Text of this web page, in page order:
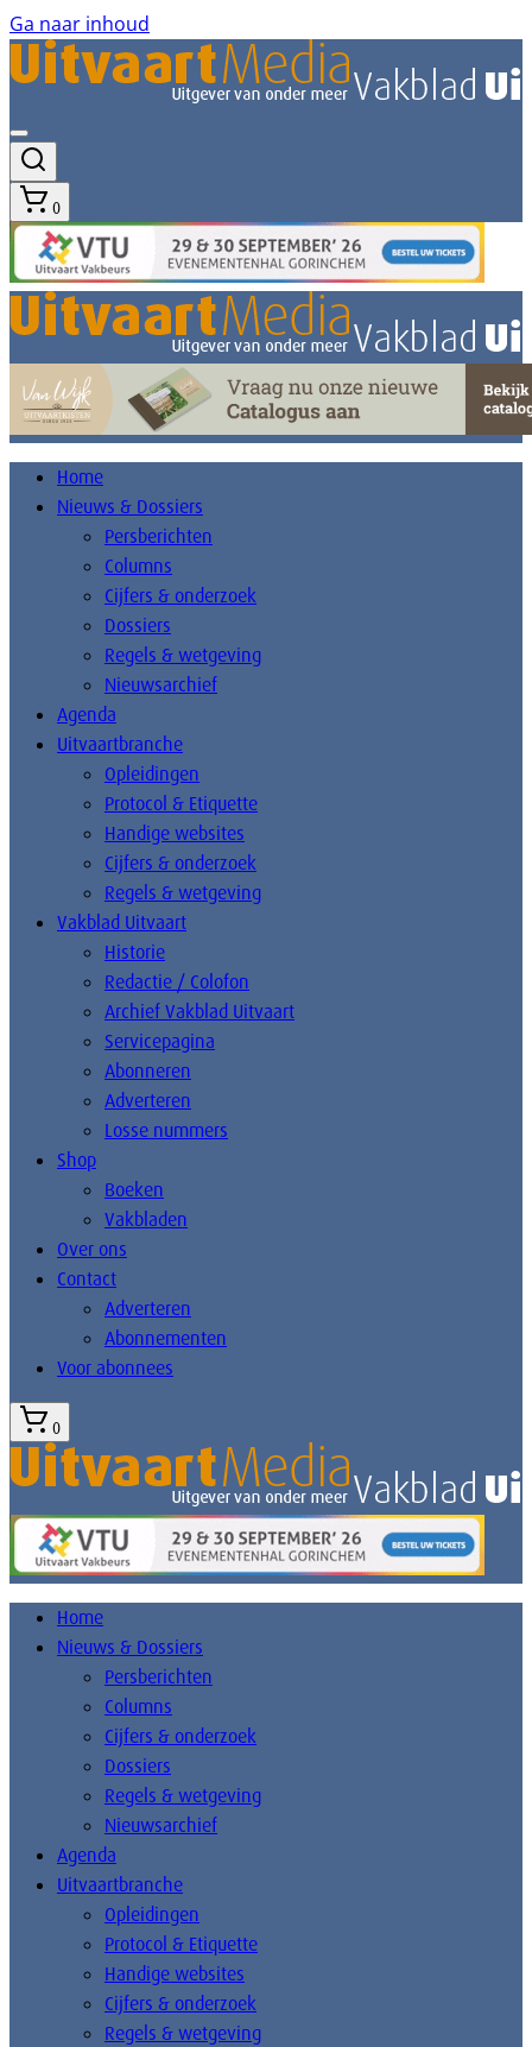
Ga naar inhoud
0
Home
Nieuws & Dossiers
Persberichten
Columns
Cijfers & onderzoek
Dossiers
Regels & wetgeving
Nieuwsarchief
Agenda
Uitvaartbranche
Opleidingen
Protocol & Etiquette
Handige websites
Cijfers & onderzoek
Regels & wetgeving
Vakblad Uitvaart
Historie
Redactie / Colofon
Archief Vakblad Uitvaart
Servicepagina
Abonneren
Adverteren
Losse nummers
Shop
Boeken
Vakbladen
Over ons
Contact
Adverteren
Abonnementen
Voor abonnees
0
Home
Nieuws & Dossiers
Persberichten
Columns
Cijfers & onderzoek
Dossiers
Regels & wetgeving
Nieuwsarchief
Agenda
Uitvaartbranche
Opleidingen
Protocol & Etiquette
Handige websites
Cijfers & onderzoek
Regels & wetgeving